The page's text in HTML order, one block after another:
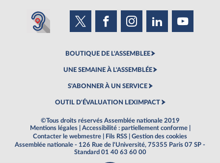
BOUTIQUE DE L'ASSEMBLEE
UNE SEMAINE À L'ASSEMBLÉE
S'ABONNER À UN SERVICE
OUTIL D'ÉVALUATION LEXIMPACT
©Tous droits réservés Assemblée nationale 2019
Mentions légales
Accessibilité : partiellement conforme
Contacter le webmestre
Fils RSS
Gestion des cookies
Assemblée nationale - 126 Rue de l'Université, 75355 Paris 07 SP -
Standard 01 40 63 60 00